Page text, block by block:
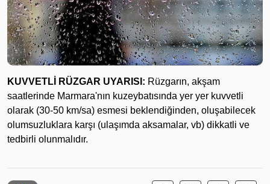
KUVVETLİ RÜZGAR UYARISI: Rüzgarın, akşam
saatlerinde Marmara'nın kuzeybatısında yer yer kuvvetli
olarak (30-50 km/sa) esmesi beklendiğinden, oluşabilecek
olumsuzluklara karşı (ulaşımda aksamalar, vb) dikkatli ve
tedbirli olunmalıdır.